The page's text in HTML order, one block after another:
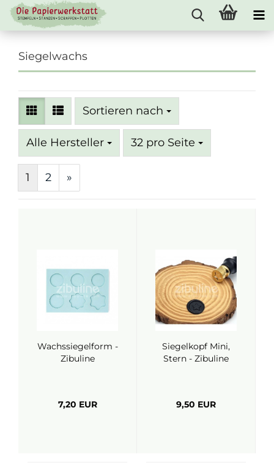
Siegelwachs
Sortieren nach
Sortieren nach
Alle Hersteller 32 pro Seite
pro Seite
1 2 »
Wachssiegelform -
Zibuline
7,20 EUR
Siegelkopf Mini,
Stern - Zibuline
9,50 EUR